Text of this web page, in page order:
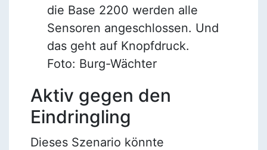
die Base 2200 werden alle
Sensoren angeschlossen. Und
das geht auf Knopfdruck.
Foto: Burg-Wächter
Aktiv gegen den
Eindringling
Dieses Szenario könnte